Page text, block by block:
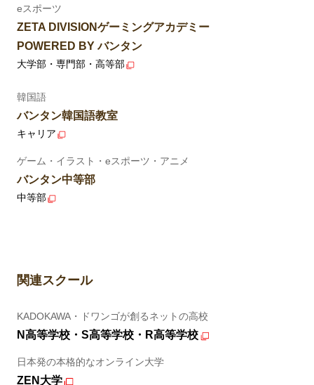
eスポーツ
ZETA DIVISIONゲーミングアカデミー
POWERED BY バンタン
大学部・専門部・高等部
韓国語
バンタン韓国語教室
キャリア
ゲーム・イラスト・eスポーツ・アニメ
バンタン中等部
中等部
関連スクール
KADOKAWA・ドワンゴが創るネットの高校
N高等学校・S高等学校・R高等学校
日本発の本格的なオンライン大学
ZEN大学